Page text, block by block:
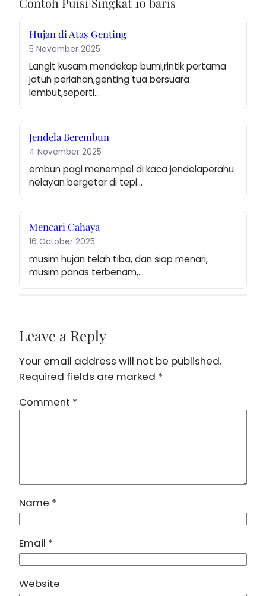
Hujan di Atas Genting
5 November 2025
Langit kusam mendekap bumi,rintik pertama
jatuh perlahan,genting tua bersuara
lembut,seperti…
Jendela Berembun
4 November 2025
embun pagi menempel di kaca jendelaperahu
nelayan bergetar di tepi…
Mencari Cahaya
16 October 2025
musim hujan telah tiba, dan siap menari,
musim panas terbenam,…
Leave a Reply
Your email address will not be published.
Required fields are marked *
Comment *
Name *
Email *
Website